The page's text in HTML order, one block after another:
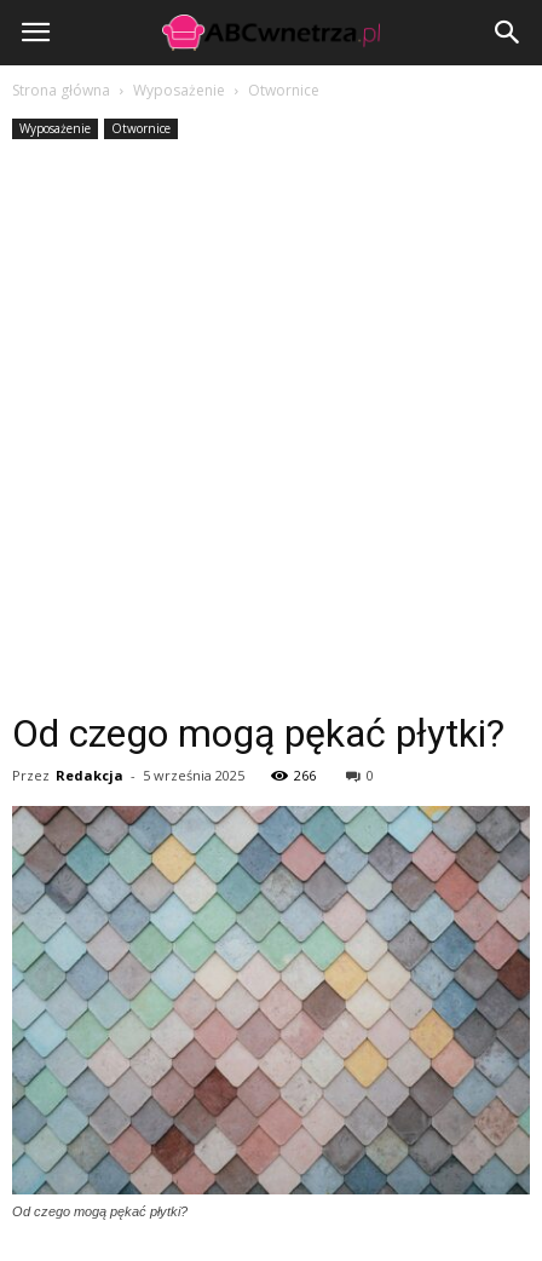
ABCwnetrza.pl
Strona główna Wyposażenie Otwornice
Wyposażenie Otwornice
Od czego mogą pękać płytki?
Przez Redakcja - 5 września 2025 266 0
Od czego mogą pękać płytki?